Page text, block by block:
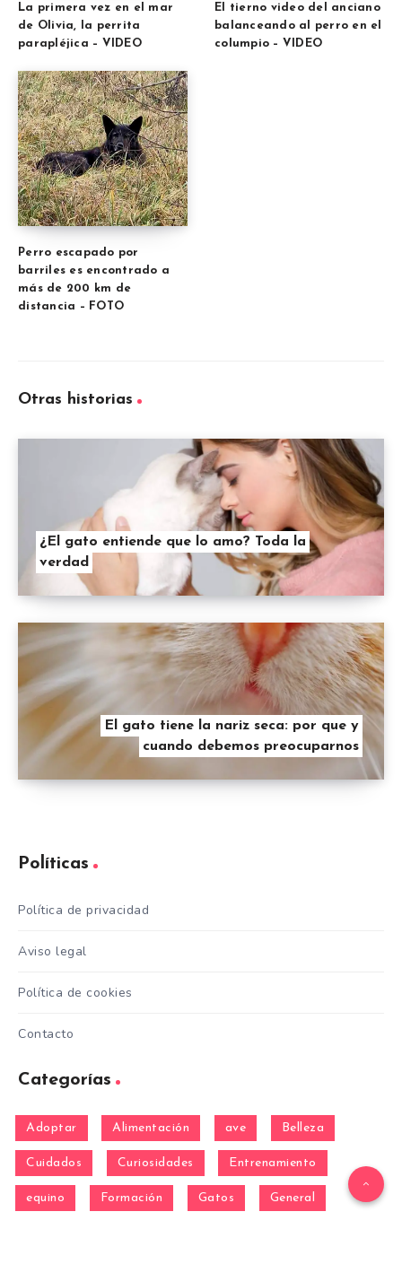
La primera vez en el mar
de Olivia, la perrita
parapléjica – VIDEO
El tierno video del anciano
balanceando al perro en el
columpio – VIDEO
Perro escapado por
barriles es encontrado a
más de 200 km de
distancia – FOTO
Otras historias
¿El gato entiende que lo amo? Toda la
verdad
El gato tiene la nariz seca: por que y
cuando debemos preocuparnos
Políticas
Política de privacidad
Aviso legal
Política de cookies
Contacto
Categorías
Adoptar Alimentación ave Belleza
Cuidados Curiosidades Entrenamiento
equino Formación Gatos General